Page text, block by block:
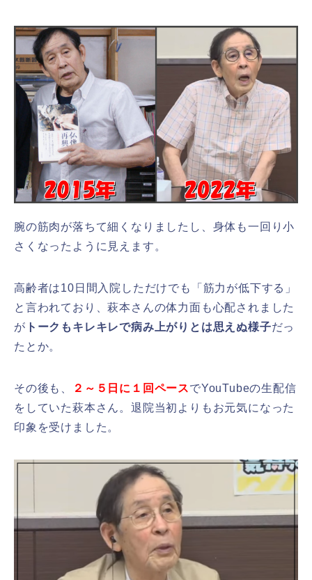
腕の筋肉が落ちて細くなりましたし、身体も一回り小
さくなったように見えます。
高齢者は10日間入院しただけでも「筋力が低下する」
と言われており、萩本さんの体力面も心配されました
が トークもキレキレで病み上がりとは思えぬ様子だっ
たとか。
その後も、 ２～５日に１回ペースでYouTubeの生配信
をしていた萩本さん。退院当初よりもお元気になった
印象を受けました。